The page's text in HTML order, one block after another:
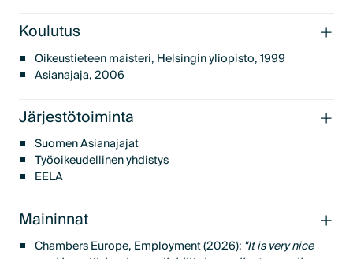
Koulutus
Oikeustieteen maisteri, Helsingin yliopisto, 1999
​​Asianajaja, 2006 ​
Järjestötoiminta
Suomen Asianajajat
Työoikeudellinen yhdistys
EELA
Maininnat
Chambers Europe, Employment (2026): "It is very nice